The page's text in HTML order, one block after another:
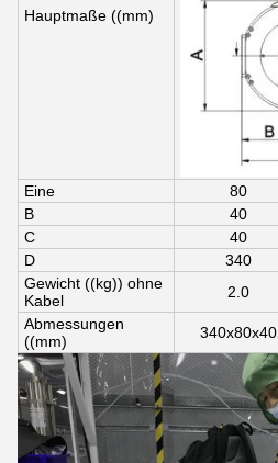
Hauptmaße ((mm)
Eine 80
B
40
C
40
D
340
Gewicht ((kg)) ohne
Kabel
2.0
Abmessungen
((mm)
340x80x40